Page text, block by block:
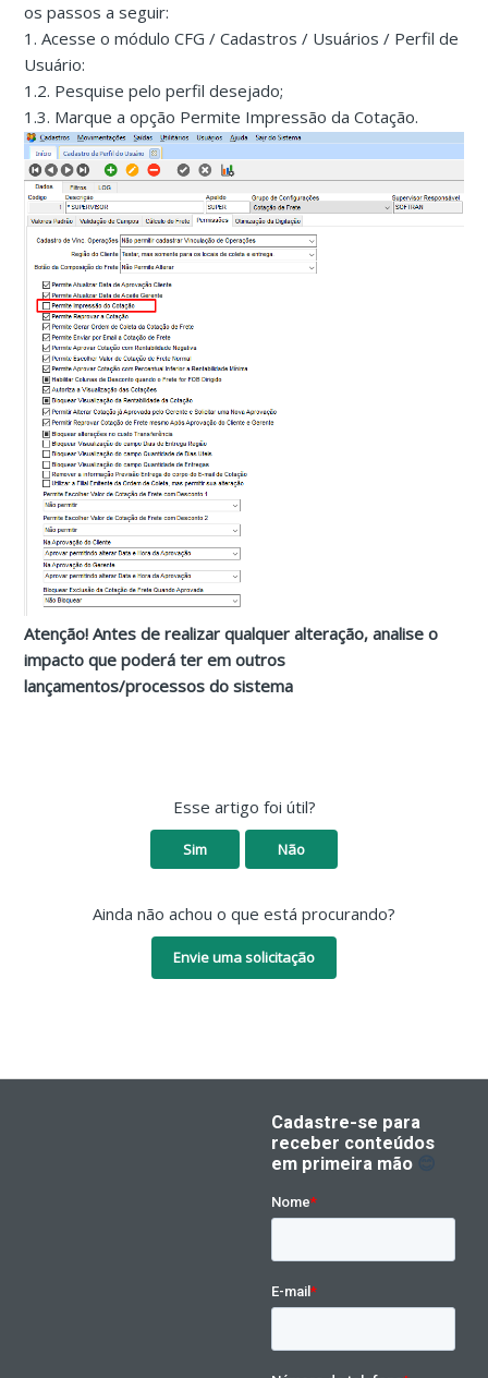
os passos a seguir:
1. Acesse o módulo CFG / Cadastros / Usuários / Perfil de
Usuário:
1.2. Pesquise pelo perfil desejado;
1.3. Marque a opção Permite Impressão da Cotação.
Atenção! Antes de realizar qualquer alteração, analise o
impacto que poderá ter em outros
lançamentos/processos do sistema
Esse artigo foi útil?
Sim Não
Ainda não achou o que está procurando?
Envie uma solicitação